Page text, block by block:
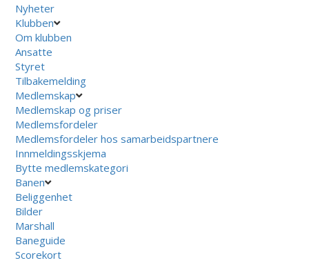
Nyheter
Klubben
Om klubben
Ansatte
Styret
Tilbakemelding
Medlemskap
Medlemskap og priser
Medlemsfordeler
Medlemsfordeler hos samarbeidspartnere
Innmeldingsskjema
Bytte medlemskategori
Banen
Beliggenhet
Bilder
Marshall
Baneguide
Scorekort